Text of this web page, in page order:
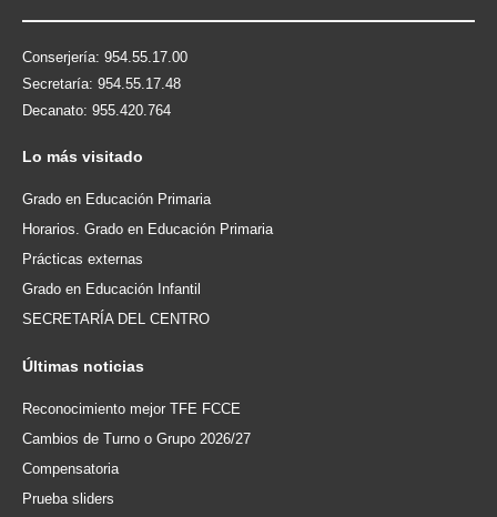
Conserjería: 954.55.17.00
Secretaría: 954.55.17.48
Decanato: 955.420.764
Lo más visitado
Grado en Educación Primaria
Horarios. Grado en Educación Primaria
Prácticas externas
Grado en Educación Infantil
SECRETARÍA DEL CENTRO
Últimas noticias
Reconocimiento mejor TFE FCCE
Cambios de Turno o Grupo 2026/27
Compensatoria
Prueba sliders